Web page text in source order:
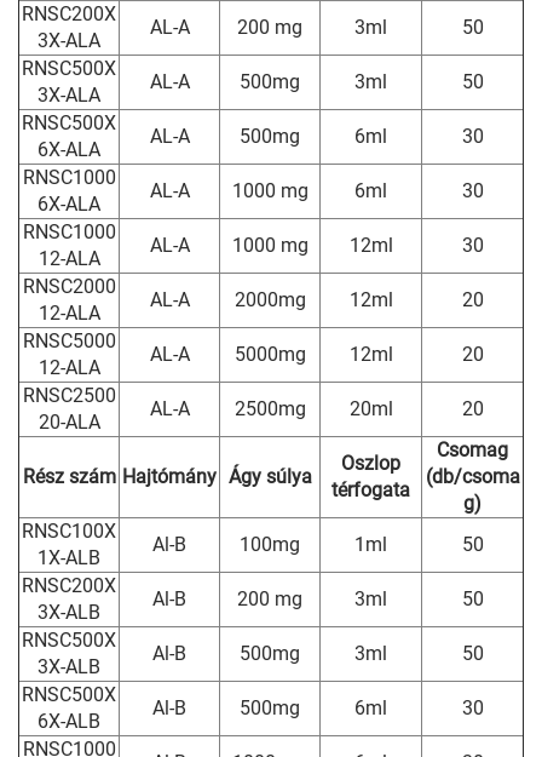
RNSC200X
3X-ALA
AL-A 200 mg 3ml
50
RNSC500X
3X-ALA
AL-A 500mg 3ml
50
RNSC500X
6X-ALA
AL-A 500mg 6ml
30
RNSC1000
6X-ALA
AL-A 1000 mg 6ml
30
RNSC1000
12-ALA
AL-A 1000 mg 12ml
30
RNSC2000
12-ALA
AL-A 2000mg 12ml
20
RNSC5000
12-ALA
AL-A 5000mg 12ml
20
RNSC2500
20-ALA
AL-A 2500mg 20ml 20
Rész szám Hajtómány Ágy súlya
Oszlop
térfogata
Csomag
(db/csoma
g)
RNSC100X
1X-ALB
Al-B 100mg 1ml
50
RNSC200X
3X-ALB
Al-B 200 mg 3ml
50
RNSC500X
3X-ALB
Al-B 500mg 3ml
50
RNSC500X
6X-ALB
Al-B 500mg 6ml
30
RNSC1000